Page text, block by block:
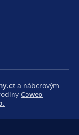
a náborovým
Coweo